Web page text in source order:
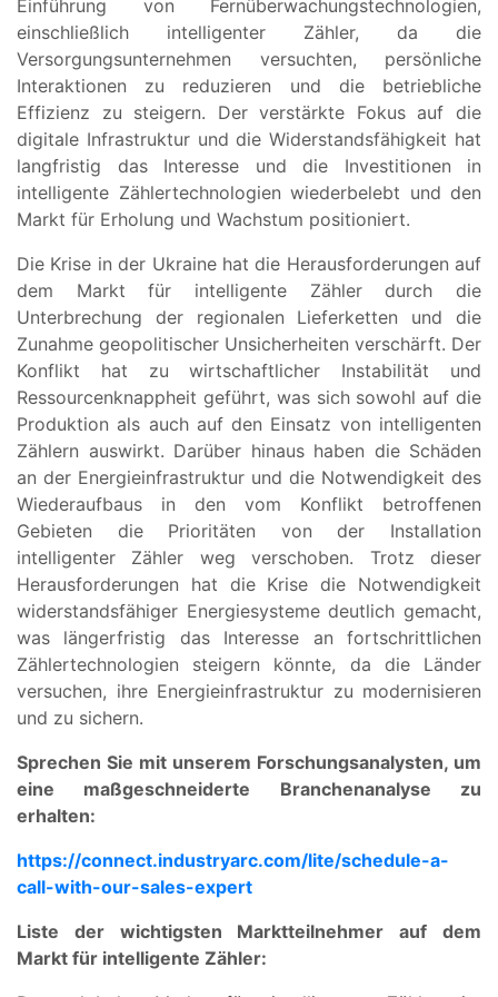
Einführung von Fernüberwachungstechnologien,
einschließlich intelligenter Zähler, da die
Versorgungsunternehmen versuchten, persönliche
Interaktionen zu reduzieren und die betriebliche
Effizienz zu steigern. Der verstärkte Fokus auf die
digitale Infrastruktur und die Widerstandsfähigkeit hat
langfristig das Interesse und die Investitionen in
intelligente Zählertechnologien wiederbelebt und den
Markt für Erholung und Wachstum positioniert.
Die Krise in der Ukraine hat die Herausforderungen auf
dem Markt für intelligente Zähler durch die
Unterbrechung der regionalen Lieferketten und die
Zunahme geopolitischer Unsicherheiten verschärft. Der
Konflikt hat zu wirtschaftlicher Instabilität und
Ressourcenknappheit geführt, was sich sowohl auf die
Produktion als auch auf den Einsatz von intelligenten
Zählern auswirkt. Darüber hinaus haben die Schäden
an der Energieinfrastruktur und die Notwendigkeit des
Wiederaufbaus in den vom Konflikt betroffenen
Gebieten die Prioritäten von der Installation
intelligenter Zähler weg verschoben. Trotz dieser
Herausforderungen hat die Krise die Notwendigkeit
widerstandsfähiger Energiesysteme deutlich gemacht,
was längerfristig das Interesse an fortschrittlichen
Zählertechnologien steigern könnte, da die Länder
versuchen, ihre Energieinfrastruktur zu modernisieren
und zu sichern.
Sprechen Sie mit unserem Forschungsanalysten, um
eine maßgeschneiderte Branchenanalyse zu
erhalten:
https://connect.industryarc.com/lite/schedule-a-
call-with-our-sales-expert
Liste der wichtigsten Marktteilnehmer auf dem
Markt für intelligente Zähler: